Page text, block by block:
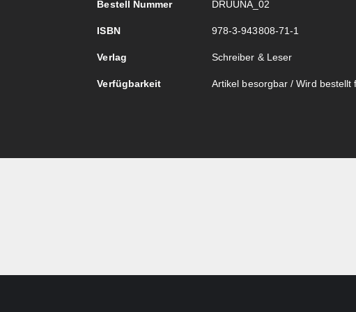
Bestell Nummer DRUUNA_02
ISBN 978-3-943808-71-1
Verlag Schreiber & Leser
Verfügbarkeit Artikel besorgbar / Wird bestellt